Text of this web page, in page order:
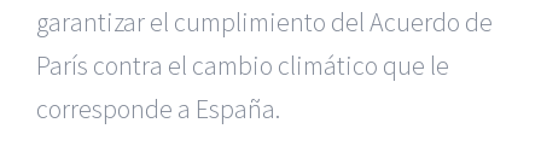
garantizar el cumplimiento del Acuerdo de
París contra el cambio climático que le
corresponde a España.